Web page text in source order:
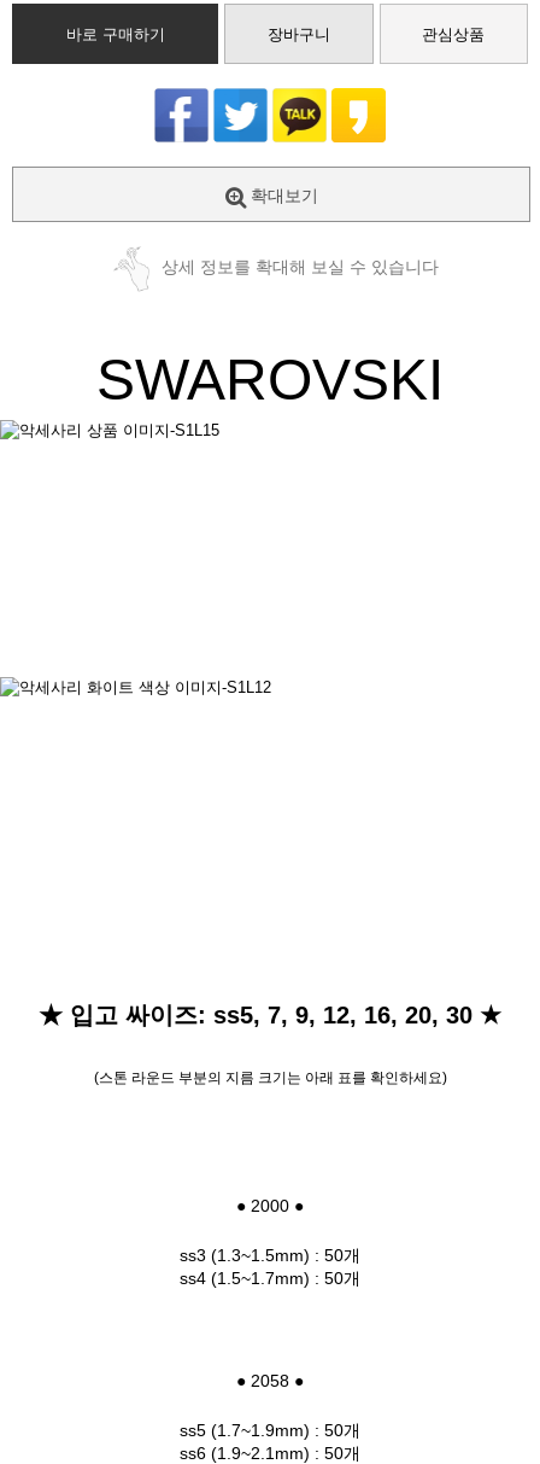
바로 구매하기 장바구니 관심상품
확대보기
상세 정보를 확대해 보실 수 있습니다
SWAROVSKI
★ 입고 싸이즈: ss5, 7, 9, 12, 16, 20, 30 ★
(스톤 라운드 부분의 지름 크기는 아래 표를 확인하세요)
● 2000 ●
ss3 (1.3~1.5mm) : 50개
ss4 (1.5~1.7mm) : 50개
● 2058 ●
ss5 (1.7~1.9mm) : 50개
ss6 (1.9~2.1mm) : 50개